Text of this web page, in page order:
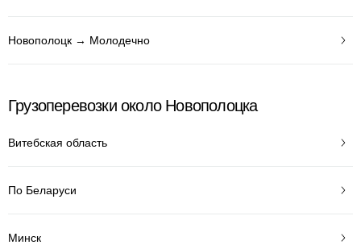
Новополоцк → Молодечно
Грузоперевозки около Новополоцка
Витебская область
По Беларуси
Минск